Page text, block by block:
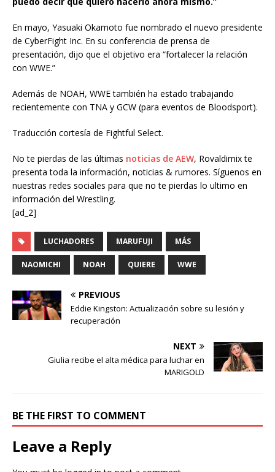
En mayo, Yasuaki Okamoto fue nombrado el nuevo presidente
de CyberFight Inc. En su conferencia de prensa de
presentación, dijo que el objetivo era “fortalecer la relación
con WWE.”
Además de NOAH, WWE también ha estado trabajando
recientemente con TNA y GCW (para eventos de Bloodsport).
Traducción cortesía de Fightful Select.
No te pierdas de las últimas noticias de AEW, Rovaldimix te
presenta toda la información, noticias & rumores. Síguenos en
nuestras redes sociales para que no te pierdas lo ultimo en
información del Wrestling.
[ad_2]
LUCHADORES MARUFUJI MÁS
NAOMICHI NOAH QUIERE WWE
PREVIOUS
Eddie Kingston: Actualización sobre su lesión y
recuperación
NEXT
Giulia recibe el alta médica para luchar en
MARIGOLD
BE THE FIRST TO COMMENT
Leave a Reply